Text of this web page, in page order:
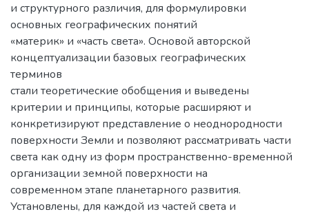
и структурного различия, для формулировки
основных географических понятий
«материк» и «часть света». Основой авторской
концептуализации базовых географических
терминов
стали теоретические обобщения и выведены
критерии и принципы, которые расширяют и
конкретизируют представление о неоднородности
поверхности Земли и позволяют рассматривать части
света как одну из форм пространственно-временной
организации земной поверхности на
современном этапе планетарного развития.
Установлены, для каждой из частей света и